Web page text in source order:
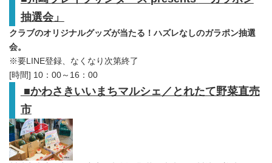
抽選会」
クラブのオリジナルグッズが当たる！ハズレなしのガラポン抽選
会。
※要LINE登録、なくなり次第終了
[時間] 10：00～16：00
■かわさきいいまちマルシェ／とれたて野菜直売
市